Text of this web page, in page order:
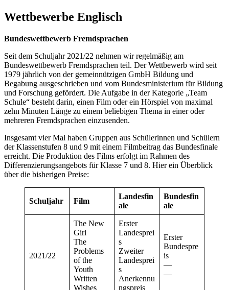
Wettbewerbe Englisch
Bundeswettbewerb Fremdsprachen
Seit dem Schuljahr 2021/22 nehmen wir regelmäßig am
Bundeswettbewerb Fremdsprachen teil. Der Wettbewerb wird seit
1979 jährlich von der gemeinnützigen GmbH Bildung und
Begabung ausgeschrieben und vom Bundesministerium für Bildung
und Forschung gefördert. Die Aufgabe in der Kategorie „Team
Schule“ besteht darin, einen Film oder ein Hörspiel von maximal
zehn Minuten Länge zu einem beliebigen Thema in einer oder
mehreren Fremdsprachen einzusenden.
Insgesamt vier Mal haben Gruppen aus Schülerinnen und Schülern
der Klassenstufen 8 und 9 mit einem Filmbeitrag das Bundesfinale
erreicht. Die Produktion des Films erfolgt im Rahmen des
Differenzierungsangebots für Klasse 7 und 8. Hier ein Überblick
über die bisherigen Preise:
Schuljahr Film
Landesfin
ale
Bundesfin
ale
2021/22
The New
Girl
The
Problems
of the
Youth
Written
Wishes
Erster
Landesprei
s
Zweiter
Landesprei
s
Anerkennu
ngspreis
Erster
Bundespre
is
—
—